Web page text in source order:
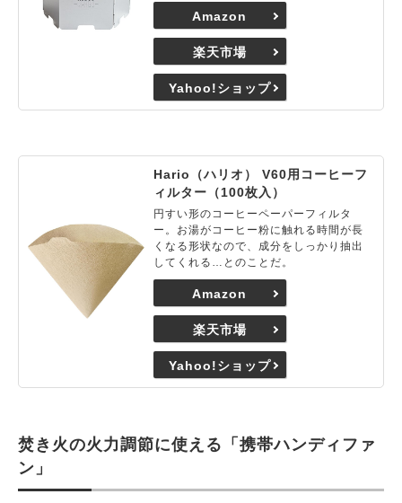
Amazon
楽天市場
Yahoo!ショップ
Hario（ハリオ） V60用コーヒーフ
ィルター（100枚入）
円すい形のコーヒーペーパーフィルタ
ー。お湯がコーヒー粉に触れる時間が長
くなる形状なので、成分をしっかり抽出
してくれる…とのことだ。
Amazon
楽天市場
Yahoo!ショップ
焚き火の火力調節に使える「携帯ハンディファ
ン」